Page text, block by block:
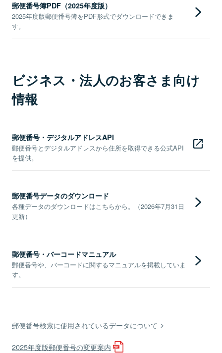
郵便番号簿PDF（2025年度版）
2025年度版郵便番号簿をPDF形式でダウンロードできま
す。
ビジネス・法人のお客さま向け
情報
郵便番号・デジタルアドレスAPI
郵便番号とデジタルアドレスから住所を取得できる公式API
を提供。
郵便番号データのダウンロード
各種データのダウンロードはこちらから。（2026年7月31日
更新）
郵便番号・バーコードマニュアル
郵便番号や、バーコードに関するマニュアルを掲載していま
す。
郵便番号検索に使用されているデータについて
2025年度版郵便番号の変更案内